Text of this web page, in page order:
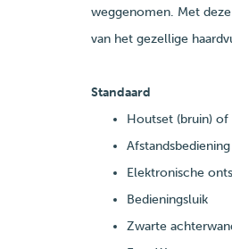
weggenomen. Met
van het gezellige
Standaard
Houtset (bruin) of
Afstandsbediening
Elektronische
Bedieningsluik
Zwarte